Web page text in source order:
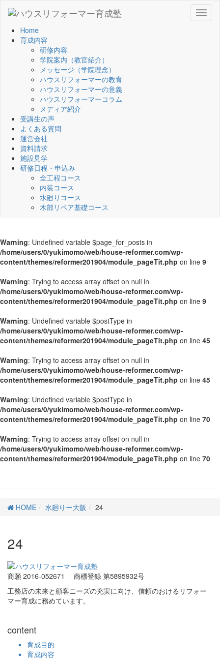
Home
育成内容
研修内容
学院案内（教官紹介）
メッセージ（学院理念）
ハウスリフォーマーの教育
ハウスリフォーマーの意義
ハウスリフォーマーコラム
メディア紹介
受講生の声
よくある質問
運営会社
資料請求
施設見学
研修日程・申込み
全工程コース
内装コース
水廻りコース
木部リペア基礎コース
Warning: Undefined variable $page_for_posts in
/home/users/0/yukimomo/web/house-reformer.com/wp-
content/themes/reformer201904/module_pageTit.php on line 9
Warning: Trying to access array offset on null in
/home/users/0/yukimomo/web/house-reformer.com/wp-
content/themes/reformer201904/module_pageTit.php on line 9
Warning: Undefined variable $postType in
/home/users/0/yukimomo/web/house-reformer.com/wp-
content/themes/reformer201904/module_pageTit.php on line 45
Warning: Trying to access array offset on null in
/home/users/0/yukimomo/web/house-reformer.com/wp-
content/themes/reformer201904/module_pageTit.php on line 45
Warning: Undefined variable $postType in
/home/users/0/yukimomo/web/house-reformer.com/wp-
content/themes/reformer201904/module_pageTit.php on line 70
Warning: Trying to access array offset on null in
/home/users/0/yukimomo/web/house-reformer.com/wp-
content/themes/reformer201904/module_pageTit.php on line 70
HOME 水廻りー大阪 24
24
商願 2016-052671
商標登録 第5895932号
工務店の未来と顧客ニーズの充実に向け、信頼のおけるリフォー
マー育成に務めています。
content
育成目的
育成内容